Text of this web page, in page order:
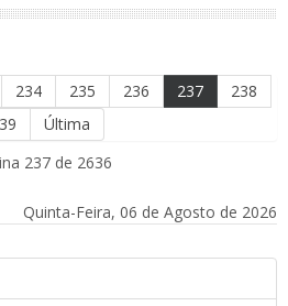
234 235 236 237
238
Última
237 de 2636
Quinta-Feira, 06 de Agosto de 2026